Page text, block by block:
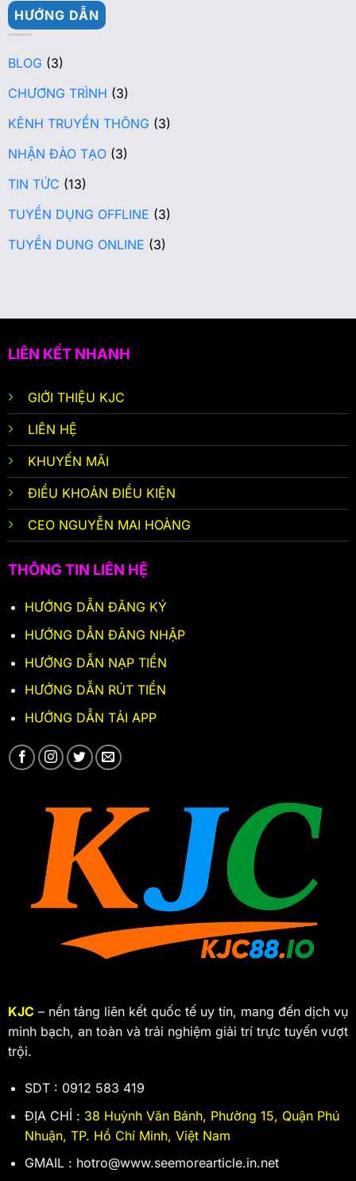
HƯỚNG DẪN
BLOG (3)
CHƯƠNG TRÌNH (3)
KÊNH TRUYỀN THÔNG (3)
NHẬN ĐÀO TẠO(3)
TIN TỨC (13)
TUYỂN DỤNG OFFLINE (3)
TUYỂN DUNG ONLINE (3)
KJC – nền tảng liên kết quốc tế uy tín, mang đến dịch vụ
minh bạch, an toàn và trải nghiệm giải trí trực tuyến vượt
trội.
SDT : 0912 583 419
ĐỊA CHỈ : 38 Huỳnh Văn Bánh, Phường 15, Quận Phú
Nhuận, TP. Hồ Chí Minh, Việt Nam
GMAIL : hotro@www.seemorearticle.in.net
LIÊN KẾT NHANH
GIỚI THIỆU KJC
LIÊN HỆ
KHUYẾN MÃI
ĐIỀU KHOẢN ĐIỀU KIỆN
CEO NGUYỄN MAI HOÀNG
THÔNG TIN LIÊN HỆ
HƯỚNG DẪN ĐĂNG KÝ
HƯỚNG DẪN ĐĂNG NHẬP
HƯỚNG DẪN NẠP TIỀN
HƯỚNG DẪN RÚT TIỀN
HƯỚNG DẪN TẢI APP